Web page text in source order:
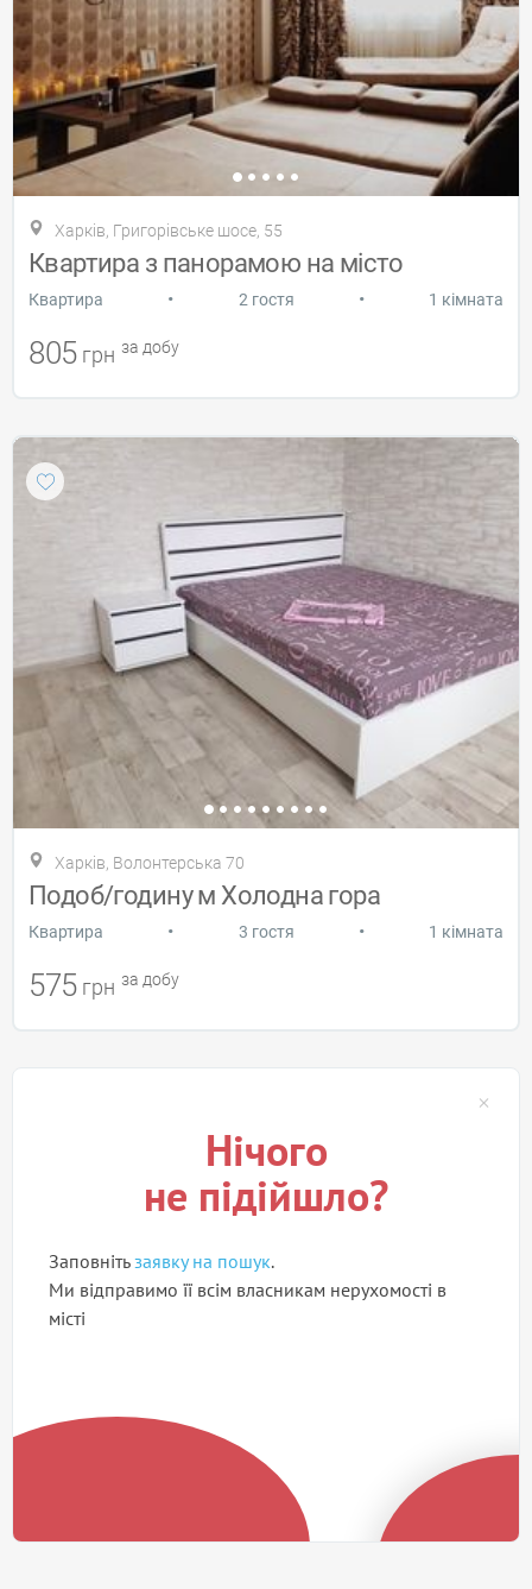
Харків, Григорівське шосе, 55
Квартира з панорамою на місто
Квартира • 2 гостя • 1 кімната
805 грн за добу
Харків, Волонтерська 70
Подоб/годину м Холодна гора
Квартира • 3 гостя • 1 кімната
575 грн за добу
Нічого
не підійшло?
Заповнітьзаявку на пошук.
Ми відправимо її всім власникам нерухомості в
місті